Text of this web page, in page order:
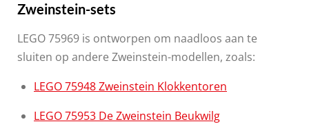
Zweinstein-sets
LEGO 75969 is ontworpen om naadloos aan te
sluiten op andere Zweinstein-modellen, zoals:
LEGO 75948 Zweinstein Klokkentoren
LEGO 75953 De Zweinstein Beukwilg